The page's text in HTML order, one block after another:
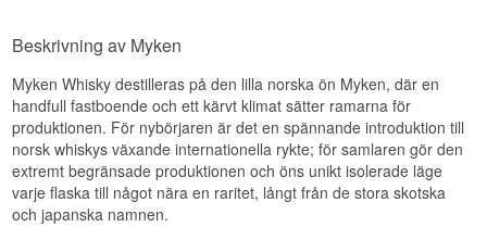
kraftiga temperaturväxlingar ger en helt särskild
Smaknoter
Näsa
Doften bjuder på honung, hav och ett stänk
krydda.
Beskrivning av Myken
Myken Whisky destilleras på den lilla norska ön Myken, där en
handfull fastboende och ett kärvt klimat sätter ramarna för
produktionen. För nybörjaren är det en spännande introduktion till
norsk whiskys växande internationella rykte; för samlaren gör den
extremt begränsade produktionen och öns unikt isolerade läge
varje flaska till något nära en raritet, långt från de stora skotska
och japanska namnen.